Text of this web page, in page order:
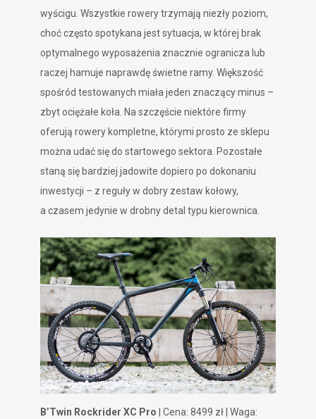
wyścigu. Wszystkie rowery trzymają niezły poziom,
choć często spotykana jest sytuacja, w której brak
optymalnego wyposażenia znacznie ogranicza lub
raczej hamuje naprawdę świetne ramy. Większość
spośród testowanych miała jeden znaczący minus –
zbyt ociężałe koła. Na szczęście niektóre firmy
oferują rowery kompletne, którymi prosto ze sklepu
można udać się do startowego sektora. Pozostałe
staną się bardziej jadowite dopiero po dokonaniu
inwestycji – z reguły w dobry zestaw kołowy,
a czasem jedynie w drobny detal typu kierownica.
B’Twin Rockrider XC Pro | Cena: 8499 zł | Waga: